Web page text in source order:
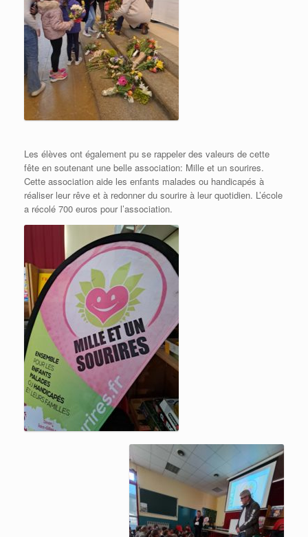
Les élèves ont également pu se rappeler des valeurs de cette
fête en soutenant une belle association: Mille et un sourires.
Cette association aide les enfants malades ou handicapés à
réaliser leur rêve et à redonner du sourire à leur quotidien. L’école
a récolé 700 euros pour l’association.